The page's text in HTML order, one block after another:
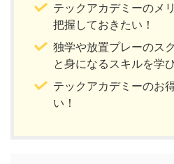
テックアカデミーのメ
把握しておきたい！
独学や放置プレーのス
と身になるスキルを学
テックアカデミーのお
い！